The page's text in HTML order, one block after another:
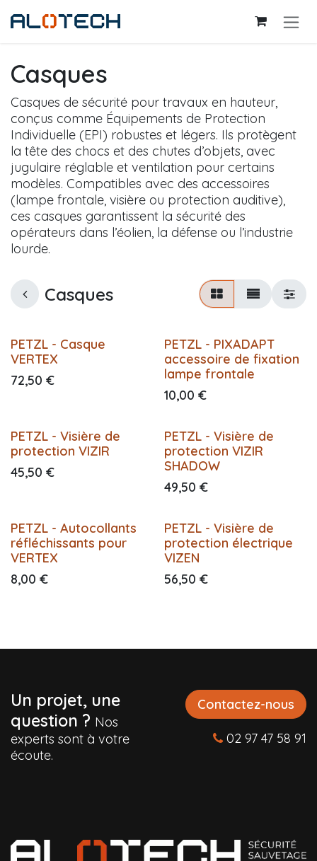
Casques
Casques de sécurité pour travaux en hauteur,
conçus comme Équipements de Protection
Individuelle (EPI) robustes et légers. Ils protègent
la tête des chocs et des chutes d’objets, avec
jugulaire réglable et ventilation pour certains
modèles. Compatibles avec des accessoires
(lampe frontale, visière ou protection auditive),
ces casques garantissent la sécurité des
opérateurs dans l’éolien, la défense ou l’industrie
lourde.
Casques
PETZL - Casque
VERTEX
72,50 €
PETZL - PIXADAPT
accessoire de fixation
lampe frontale
10,00 €
PETZL - Visière de
protection VIZIR
45,50 €
PETZL - Visière de
protection VIZIR
SHADOW
49,50 €
PETZL - Autocollants
réfléchissants pour
VERTEX
8,00 €
PETZL - Visière de
protection électrique
VIZEN
56,50 €
Un projet, une
question ? Nos
experts sont à votre
écoute.
Contactez-nous
02 97 47 58 91